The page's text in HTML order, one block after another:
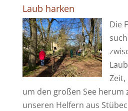
Laub harken
Die
Zeit,
um den großen See herum
unseren Helfern aus